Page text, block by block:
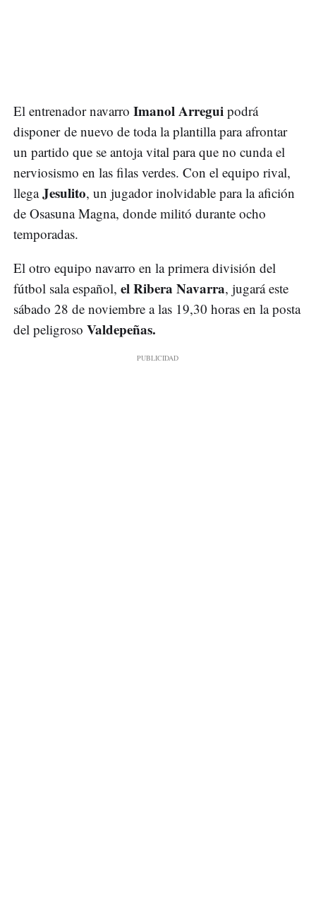
El entrenador navarro Imanol Arregui podrá
disponer de nuevo de toda la plantilla para afrontar
un partido que se antoja vital para que no cunda el
nerviosismo en las filas verdes. Con el equipo rival,
llegaJesulito, un jugador inolvidable para la afición
de Osasuna Magna, donde militó durante ocho
temporadas.
El otro equipo navarro en la primera división del
fútbol sala español, el Ribera Navarra, jugará este
sábado 28 de noviembre a las 19,30 horas en la posta
del peligroso Valdepeñas.